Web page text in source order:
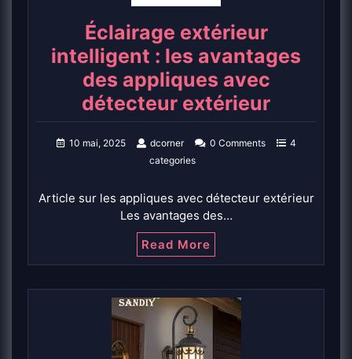
Éclairage extérieur
intelligent : les avantages
des appliques avec
détecteur extérieur
10 mai, 2025 dcorner 0 Comments
4
categories
Article sur les appliques avec détecteur extérieur
Les avantages des…
Read More